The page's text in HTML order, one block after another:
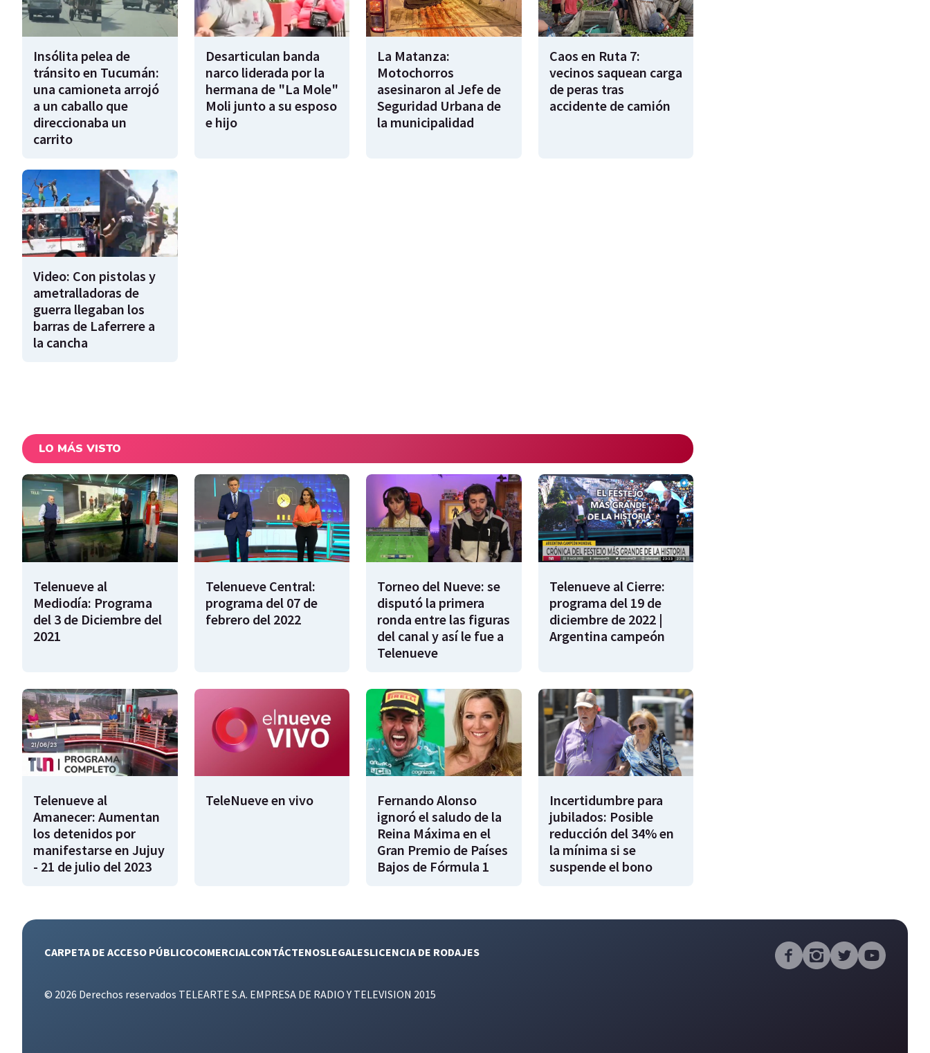
Insólita pelea de
tránsito en Tucumán:
una camioneta arrojó
a un caballo que
direccionaba un
carrito
Desarticulan banda
narco liderada por la
hermana de "La Mole"
Moli junto a su esposo
e hijo
La Matanza:
Motochorros
asesinaron al Jefe de
Seguridad Urbana de
la municipalidad
Caos en Ruta 7:
vecinos saquean carga
de peras tras
accidente de camión
Video: Con pistolas y
ametralladoras de
guerra llegaban los
barras de Laferrere a
la cancha
LO MÁS VISTO
Telenueve al
Mediodía: Programa
del 3 de Diciembre del
2021
Telenueve Central:
programa del 07 de
febrero del 2022
Torneo del Nueve: se
disputó la primera
ronda entre las figuras
del canal y así le fue a
Telenueve
Telenueve al Cierre:
programa del 19 de
diciembre de 2022 |
Argentina campeón
Telenueve al
Amanecer: Aumentan
los detenidos por
manifestarse en Jujuy
- 21 de julio del 2023
TeleNueve en vivo
Fernando Alonso
ignoró el saludo de la
Reina Máxima en el
Gran Premio de Países
Bajos de Fórmula 1
Incertidumbre para
jubilados: Posible
reducción del 34% en
la mínima si se
suspende el bono
CARPETA DE ACCESO PÚBLICOCOMERCIALCONTÁCTENOSLEGALESLICENCIA DE RODAJES
© 2026 Derechos reservados TELEARTE S.A. EMPRESA DE RADIO Y TELEVISION 2015